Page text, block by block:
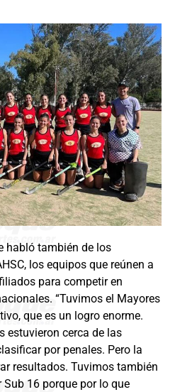
habló también de los
los equipos que reúnen a
para competir en
“Tuvimos el Mayores
que es un logro enorme.
estuvieron cerca de las
por penales. Pero la
resultados. Tuvimos también
16 porque por lo que